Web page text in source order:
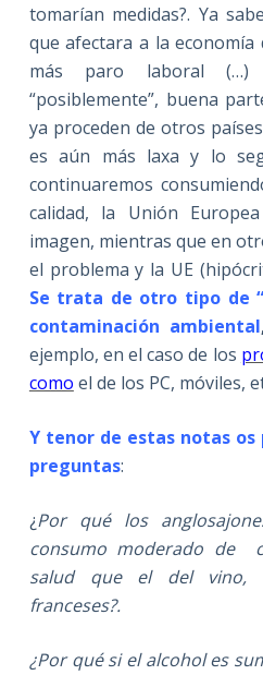
tomarían medidas?. Ya
que afectara a la
más paro laboral (…)
“posiblemente”, buena
ya proceden de otros
es aún más laxa y lo
continuaremos
calidad, la Unión
imagen, mientras que en
el problema y la UE
Se trata de otro tipo de
contaminación ambiental
ejemplo, en el caso de los
como el de los PC, móviles,
Y tenor de estas notas
preguntas:
¿Por qué los
consumo moderado de
salud que el del vino,
franceses?.
¿Por qué si el alcohol es